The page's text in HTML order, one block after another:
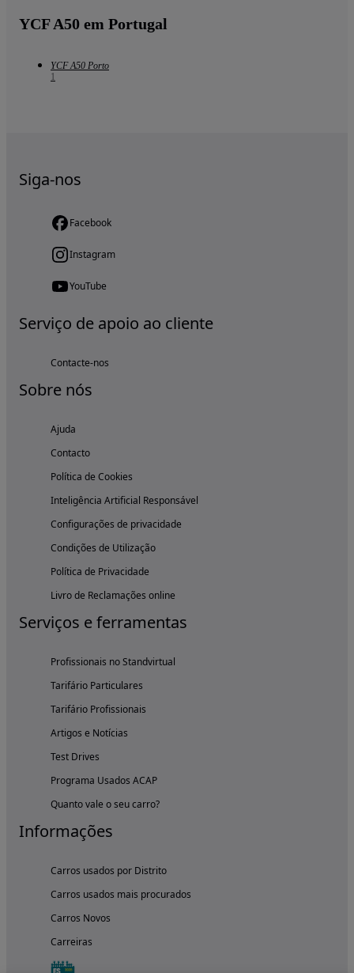
YCF A50 em Portugal
YCF A50 Porto
1
Siga-nos
Facebook
Instagram
YouTube
Serviço de apoio ao cliente
Contacte-nos
Sobre nós
Ajuda
Contacto
Política de Cookies
Inteligência Artificial Responsável
Configurações de privacidade
Condições de Utilização
Política de Privacidade
Livro de Reclamações online
Serviços e ferramentas
Profissionais no Standvirtual
Tarifário Particulares
Tarifário Profissionais
Artigos e Notícias
Test Drives
Programa Usados ACAP
Quanto vale o seu carro?
Informações
Carros usados por Distrito
Carros usados mais procurados
Carros Novos
Carreiras